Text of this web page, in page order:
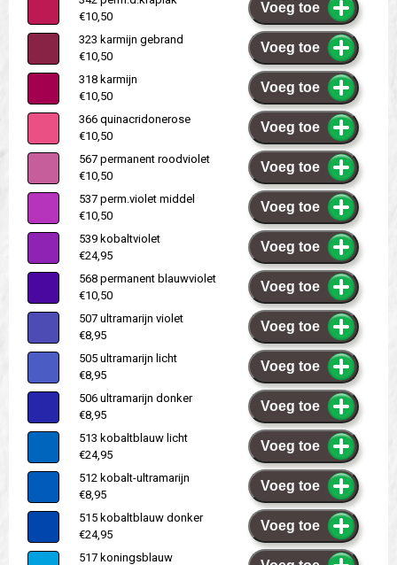
€10,50
Voeg toe
323 karmijn gebrand
€10,50
Voeg toe
318 karmijn
€10,50
Voeg toe
366 quinacridonerose
€10,50
Voeg toe
567 permanent roodviolet
€10,50
Voeg toe
537 perm.violet middel
€10,50
Voeg toe
539 kobaltviolet
€24,95
Voeg toe
568 permanent blauwviolet
€10,50
Voeg toe
507 ultramarijn violet
€8,95
Voeg toe
505 ultramarijn licht
€8,95
Voeg toe
506 ultramarijn donker
€8,95
Voeg toe
513 kobaltblauw licht
€24,95
Voeg toe
512 kobalt-ultramarijn
€8,95
Voeg toe
515 kobaltblauw donker
€24,95
Voeg toe
517 koningsblauw